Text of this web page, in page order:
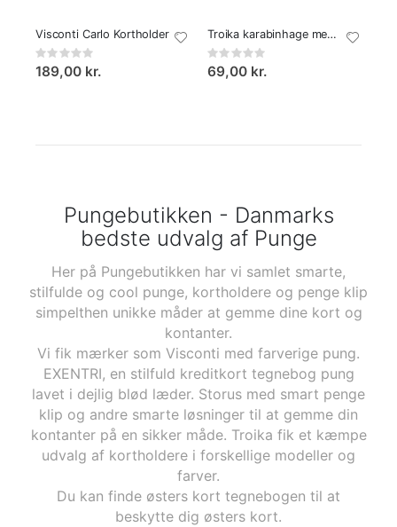
Visconti Carlo Kortholder
Rating:
0%
189,00 kr.
Troika karabinhage med skruelås
Rating:
0%
69,00 kr.
Pungebutikken - Danmarks
bedste udvalg af Punge
Her på Pungebutikken har vi samlet smarte,
stilfulde og cool punge, kortholdere og penge klip
simpelthen unikke måder at gemme dine kort og
kontanter.
Vi fik mærker som Visconti med farverige pung.
EXENTRI, en stilfuld kreditkort tegnebog pung
lavet i dejlig blød læder. Storus med smart penge
klip og andre smarte løsninger til at gemme din
kontanter på en sikker måde. Troika fik et kæmpe
udvalg af kortholdere i forskellige modeller og
farver.
Du kan finde østers kort tegnebogen til at
beskytte dig østers kort.